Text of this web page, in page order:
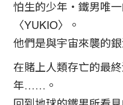
怕生的少年・鐵男唯
〈YUKIO〉。
他們是與宇宙來襲的銀
在賭上人類存亡的最
年……。